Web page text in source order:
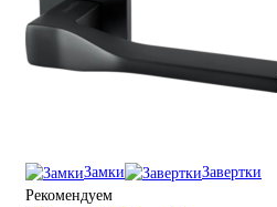
Замки
Завертки
Рекомендуем